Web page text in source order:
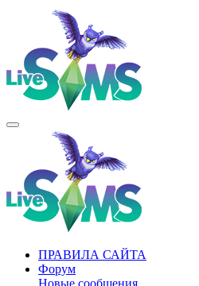
ПРАВИЛА САЙТА
Форум
Новые сообщения